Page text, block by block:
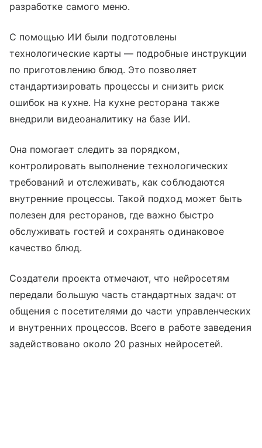
разработке самого меню.
С помощью ИИ были подготовлены
технологические карты — подробные инструкции
по приготовлению блюд. Это позволяет
стандартизировать процессы и снизить риск
ошибок на кухне. На кухне ресторана также
внедрили видеоаналитику на базе ИИ.
Она помогает следить за порядком,
контролировать выполнение технологических
требований и отслеживать, как соблюдаются
внутренние процессы. Такой подход может быть
полезен для ресторанов, где важно быстро
обслуживать гостей и сохранять одинаковое
качество блюд.
Создатели проекта отмечают, что нейросетям
передали большую часть стандартных задач: от
общения с посетителями до части управленческих
и внутренних процессов. Всего в работе заведения
задействовано около 20 разных нейросетей.